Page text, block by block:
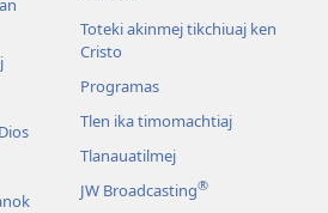
Toteki akinmej tikchiuaj ken
Cristo
Programas
Tlen ika timomachtiaj
Tlanauatilmej
JW Broadcasting®